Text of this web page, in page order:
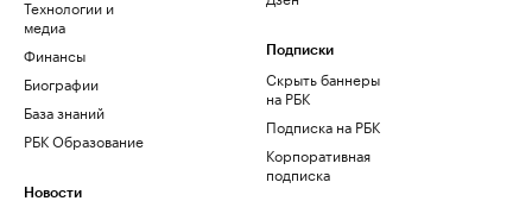
Технологии и
медиа
Финансы
Биографии
База знаний
РБК Образование
Новости
Подписки
Скрыть баннеры
на РБК
Подписка на РБК
Корпоративная
подписка